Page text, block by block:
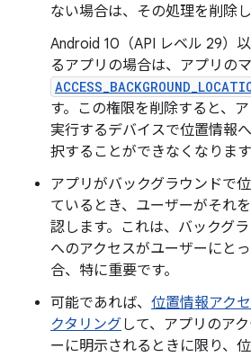
ない場合は、その処理を削除し
Android 10（API レベル 29）
るアプリの場合は、アプリの
す。この権限を削除すると、
実行するデバイスで位置情報
択することができなくなります
アプリがバックグラウンドで
ているとき、ユーザーがそれ
認します。これは、バックグ
へのアクセスがユーザーにと
合、特に重要です。
可能であれば、 位置情報アク
クタリングして、アプリのア
ーに明示されるときに限り、